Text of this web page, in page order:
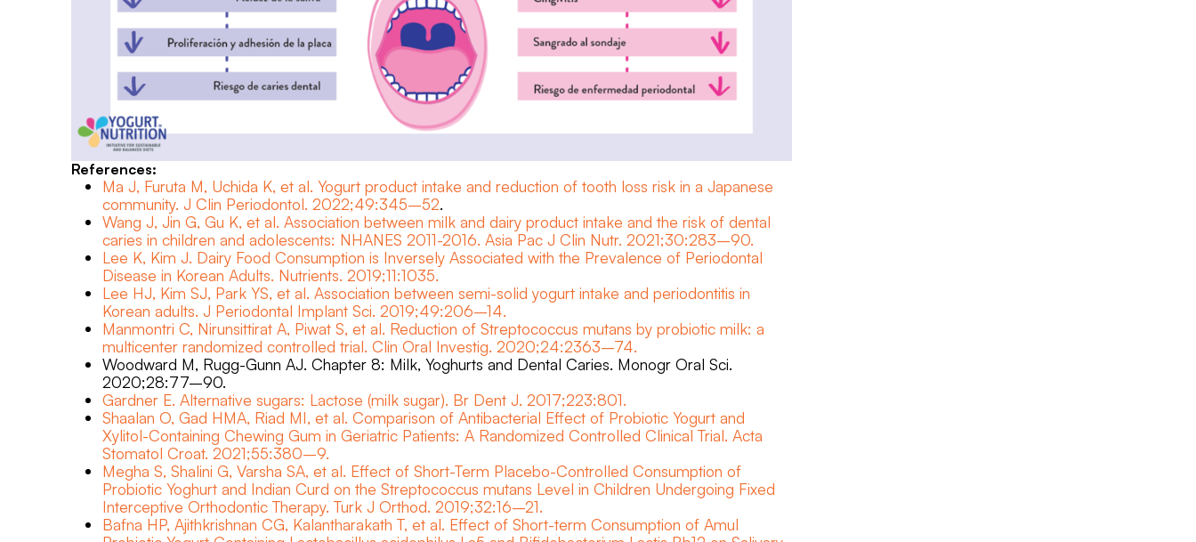
References:
Ma J, Furuta M, Uchida K, et al. Yogurt product intake and reduction of tooth loss risk in a Japanese
community. J Clin Periodontol. 2022;49:345–52.
Wang J, Jin G, Gu K, et al. Association between milk and dairy product intake and the risk of dental
caries in children and adolescents: NHANES 2011-2016. Asia Pac J Clin Nutr. 2021;30:283–90.
Lee K, Kim J. Dairy Food Consumption is Inversely Associated with the Prevalence of Periodontal
Disease in Korean Adults. Nutrients. 2019;11:1035.
Lee HJ, Kim SJ, Park YS, et al. Association between semi-solid yogurt intake and periodontitis in
Korean adults. J Periodontal Implant Sci. 2019;49:206–14.
Manmontri C, Nirunsittirat A, Piwat S, et al. Reduction of Streptococcus mutans by probiotic milk: a
multicenter randomized controlled trial. Clin Oral Investig. 2020;24:2363–74.
Woodward M, Rugg-Gunn AJ. Chapter 8: Milk, Yoghurts and Dental Caries. Monogr Oral Sci.
2020;28:77–90.
Gardner E. Alternative sugars: Lactose (milk sugar). Br Dent J. 2017;223:801.
Shaalan O, Gad HMA, Riad MI, et al. Comparison of Antibacterial Effect of Probiotic Yogurt and
Xylitol-Containing Chewing Gum in Geriatric Patients: A Randomized Controlled Clinical Trial. Acta
Stomatol Croat. 2021;55:380–9.
Megha S, Shalini G, Varsha SA, et al. Effect of Short-Term Placebo-Controlled Consumption of
Probiotic Yoghurt and Indian Curd on the Streptococcus mutans Level in Children Undergoing Fixed
Interceptive Orthodontic Therapy. Turk J Orthod. 2019;32:16–21.
Bafna HP, Ajithkrishnan CG, Kalantharakath T, et al. Effect of Short-term Consumption of Amul